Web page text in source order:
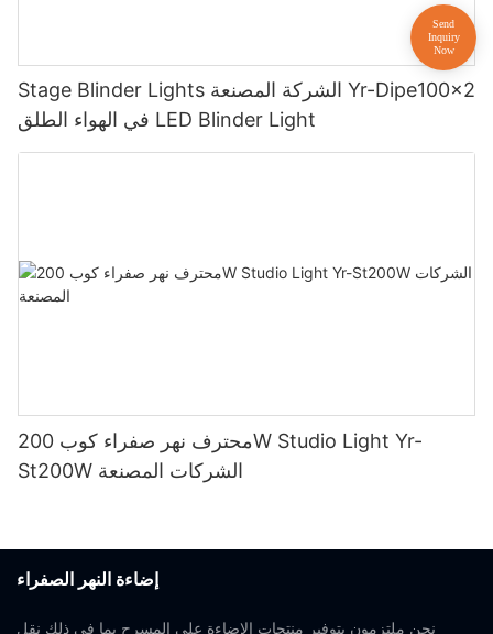
Stage Blinder Lights الشركة المصنعة Yr-Dipe100x2
في الهواء الطلق LED Blinder Light
محترف نهر صفراء كوب 200W Studio Light Yr-
St200W الشركات المصنعة
إضاءة النهر الصفراء
نحن ملتزمون بتوفير منتجات الإضاءة على المسرح بما في ذلك نقل